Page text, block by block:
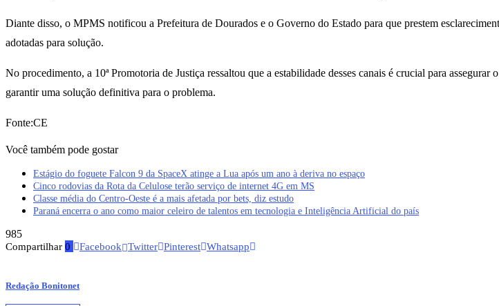
Diante disso, o MPMS notificou a Prefeitura de Dourados e o Governo do Estado para que prestem
adotadas para solução.
No procedimento, a 10ª Promotoria de Justiça ressaltou que a estabilidade desses canais é crucial para
garantir uma solução definitiva para o problema.
Fonte:CE
Você também pode gostar
Estágio do foguete Falcon 9 da SpaceX atinge a Lua após um ano à deriva no espaço
Cinco rodovias da Rota da Celulose terão serviço de internet 4G em MS
Classe média do Centro-Oeste é a mais afetada por bets, diz estudo
Paraná encerra o ano como maior celeiro de talentos em tecnologia e Inteligência Artificial do país
985
Compartilhar 0 Facebook Twitter Pinterest Whatsapp
Redação Bonitonet